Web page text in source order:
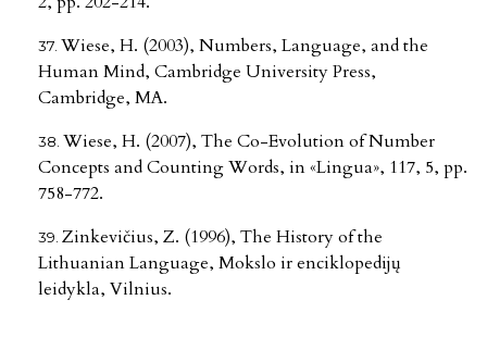
Wiese, H. (2003), Numbers, Language, and the
Human Mind, Cambridge University Press,
Cambridge, MA.
Wiese, H. (2007), The Co-Evolution of Number
Concepts and Counting Words, in «Lingua», 117, 5, pp.
758-772.
Zinkevičius, Z. (1996), The History of the
Lithuanian Language, Mokslo ir enciklopedijų
leidykla, Vilnius.